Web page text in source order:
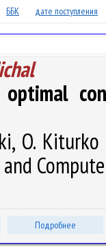
ББК дате поступления
O.
Подробнее